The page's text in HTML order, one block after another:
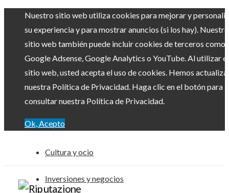
Nuestro sitio web utiliza cookies para mejorar y
su experiencia y para mostrar anuncios (si los hay). Nuestro
sitio web también puede incluir cookies de terceros como
Google Adsense, Google Analytics o YouTube. Al utilizar el
sitio web, usted acepta el uso de cookies. Hemos
nuestra Política de Privacidad. Haga clic en el botón para
consultar nuestra Política de Privacidad.
Ok, Acepto
Cultura y ocio
Inversiones y negocios